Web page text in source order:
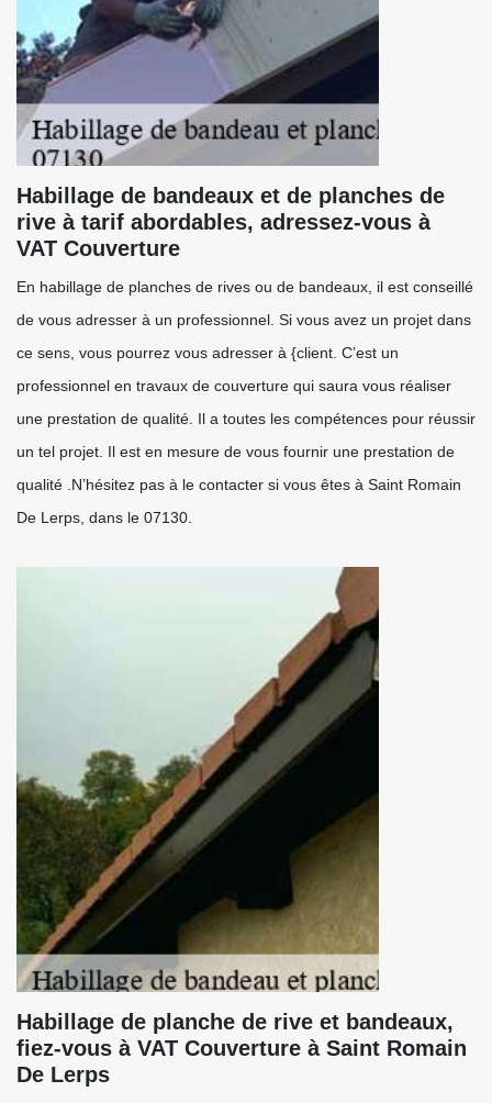
Habillage de bandeaux et de planches de
rive à tarif abordables, adressez-vous à
VAT Couverture
En habillage de planches de rives ou de bandeaux, il est conseillé
de vous adresser à un professionnel. Si vous avez un projet dans
ce sens, vous pourrez vous adresser à {client. C’est un
professionnel en travaux de couverture qui saura vous réaliser
une prestation de qualité. Il a toutes les compétences pour réussir
un tel projet. Il est en mesure de vous fournir une prestation de
qualité .N’hésitez pas à le contacter si vous êtes à Saint Romain
De Lerps, dans le 07130.
Habillage de planche de rive et bandeaux,
fiez-vous à VAT Couverture à Saint Romain
De Lerps